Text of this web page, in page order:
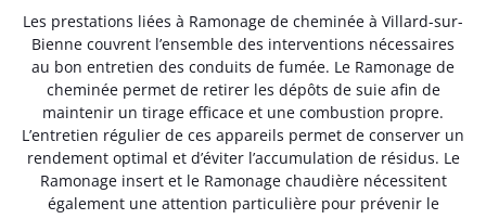
Les prestations liées à Ramonage de cheminée à Villard-sur-
Bienne couvrent l’ensemble des interventions nécessaires
au bon entretien des conduits de fumée. Le Ramonage de
cheminée permet de retirer les dépôts de suie afin de
maintenir un tirage efficace et une combustion propre.
L’entretien régulier de ces appareils permet de conserver un
rendement optimal et d’éviter l’accumulation de résidus. Le
Ramonage insert et le Ramonage chaudière nécessitent
également une attention particulière pour prévenir le